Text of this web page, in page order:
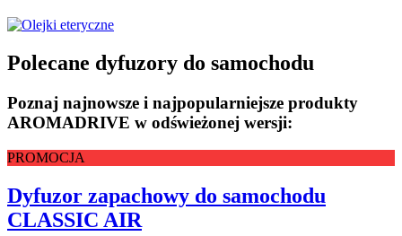
Polecane dyfuzory do samochodu
Poznaj najnowsze i najpopularniejsze produkty
AROMADRIVE w odświeżonej wersji:
PROMOCJA
Dyfuzor zapachowy do samochodu
CLASSIC AIR